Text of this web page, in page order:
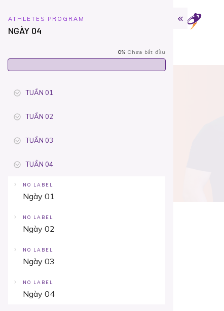
ATHLETES PROGRAM
NGÀY 04
0% Chưa bắt đầu
TUẦN 01
TUẦN 02
TUẦN 03
TUẦN 04
NO LABEL
Ngày 01
NO LABEL
Ngày 02
NO LABEL
Ngày 03
NO LABEL
Ngày 04